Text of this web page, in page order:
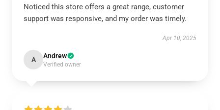
Noticed this store offers a great range, customer
support was responsive, and my order was timely.
Apr 10, 2025
A Andrew
Verified owner